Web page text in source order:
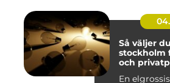
Så väljer
stockholm
och
En